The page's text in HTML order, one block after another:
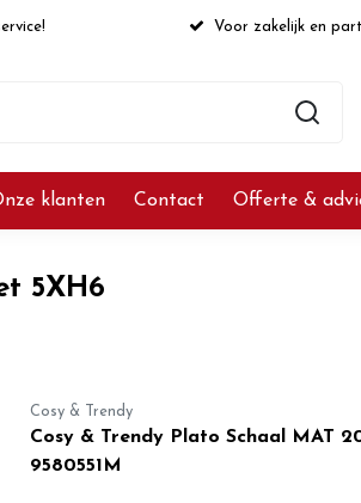
Voor zakelijk en
klanten Contact Offerte &
5XH6
Cosy & Trendy
Cosy & Trendy Plato Schaal MAT
9580551M